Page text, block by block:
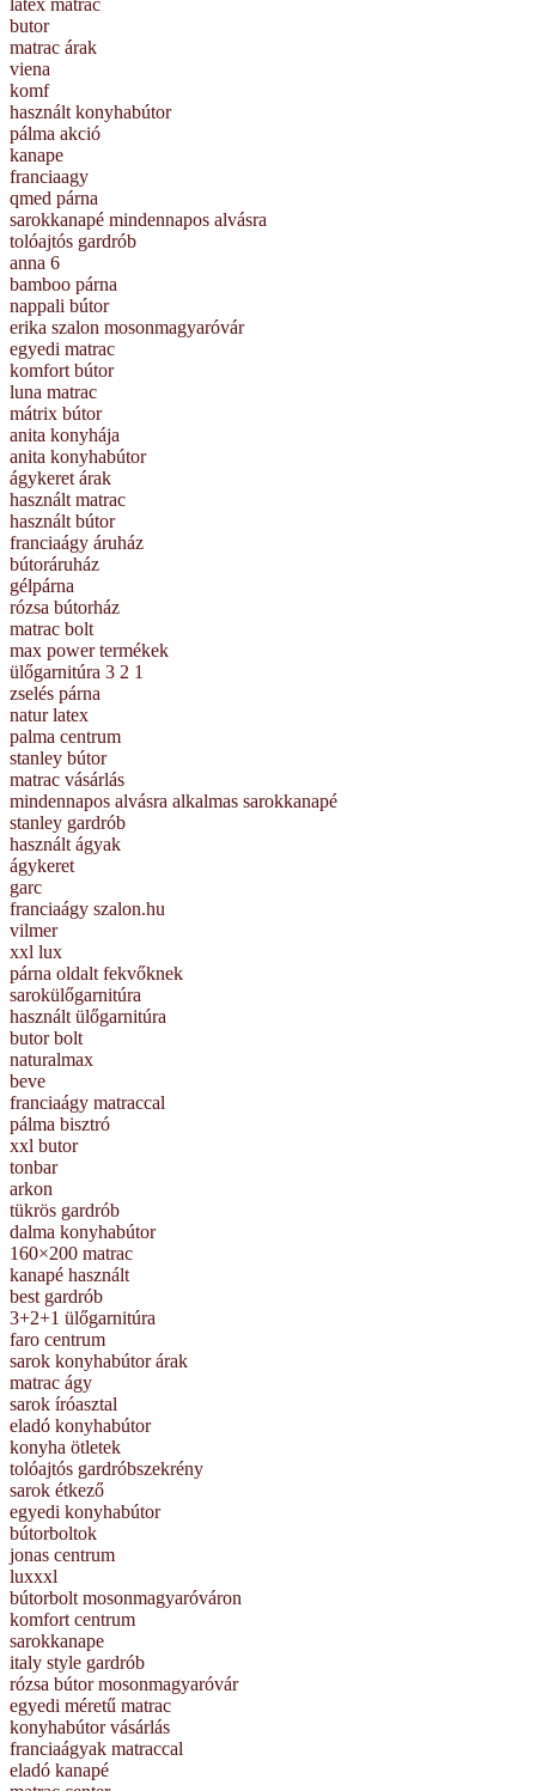
latex matrac
butor
matrac árak
viena
komf
használt konyhabútor
pálma akció
kanape
franciaagy
qmed párna
sarokkanapé mindennapos alvásra
tolóajtós gardrób
anna 6
bamboo párna
nappali bútor
erika szalon mosonmagyaróvár
egyedi matrac
komfort bútor
luna matrac
mátrix bútor
anita konyhája
anita konyhabútor
ágykeret árak
használt matrac
használt bútor
franciaágy áruház
bútoráruház
gélpárna
rózsa bútorház
matrac bolt
max power termékek
ülőgarnitúra 3 2 1
zselés párna
natur latex
palma centrum
stanley bútor
matrac vásárlás
mindennapos alvásra alkalmas sarokkanapé
stanley gardrób
használt ágyak
ágykeret
garc
franciaágy szalon.hu
vilmer
xxl lux
párna oldalt fekvőknek
sarokülőgarnitúra
használt ülőgarnitúra
butor bolt
naturalmax
beve
franciaágy matraccal
pálma bisztró
xxl butor
tonbar
arkon
tükrös gardrób
dalma konyhabútor
160×200 matrac
kanapé használt
best gardrób
3+2+1 ülőgarnitúra
faro centrum
sarok konyhabútor árak
matrac ágy
sarok íróasztal
eladó konyhabútor
konyha ötletek
tolóajtós gardróbszekrény
sarok étkező
egyedi konyhabútor
bútorboltok
jonas centrum
luxxxl
bútorbolt mosonmagyaróváron
komfort centrum
sarokkanape
italy style gardrób
rózsa bútor mosonmagyaróvár
egyedi méretű matrac
konyhabútor vásárlás
franciaágyak matraccal
eladó kanapé